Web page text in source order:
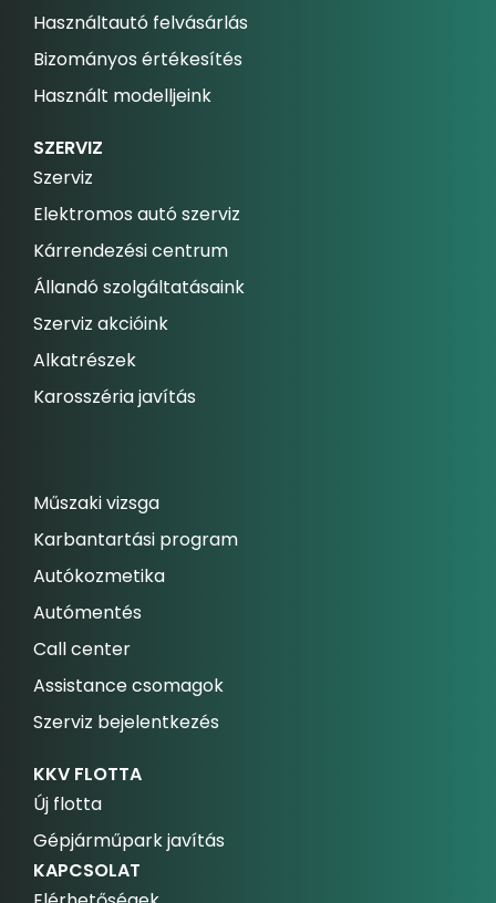
Használtautó felvásárlás
Bizományos értékesítés
Használt modelljeink
SZERVIZ
Szerviz
Elektromos autó szerviz
Kárrendezési centrum
Állandó szolgáltatásaink
Szerviz akcióink
Alkatrészek
Karosszéria javítás
Műszaki vizsga
Karbantartási program
Autókozmetika
Autómentés
Call center
Assistance csomagok
Szerviz bejelentkezés
KKV FLOTTA
Új flotta
Gépjárműpark javítás
KAPCSOLAT